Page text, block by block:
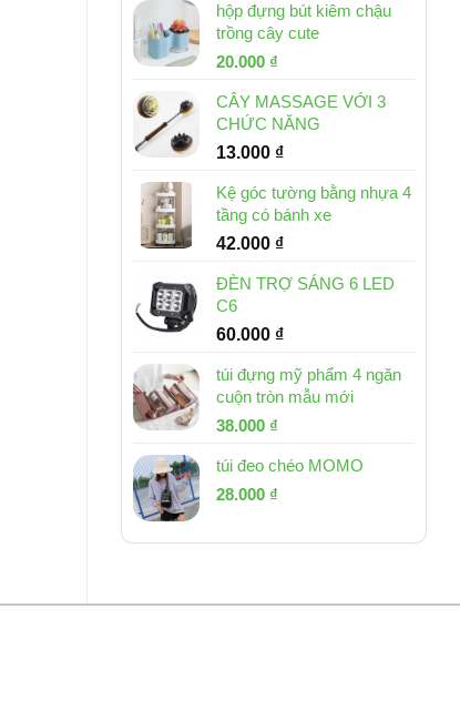
hộp đựng bút kiêm chậu
trồng cây cute
Giá
là:
30.000 ₫.
20.000 ₫
tại
là:
20.000 ₫.
CÂY MASSAGE VỚI 3
CHỨC NĂNG
13.000 ₫
Kệ góc tường bằng nhựa 4
tầng có bánh xe
42.000 ₫
ĐÈN TRỢ SÁNG 6 LED
C6
60.000 ₫
túi đựng mỹ phẩm 4 ngăn
cuộn tròn mẫu mới
Giá
là:
53.000 ₫.
38.000 ₫
tại
túi đeo chéo MOMO
Giá
là:
28.000 ₫
tại